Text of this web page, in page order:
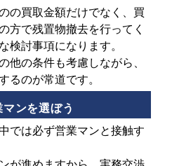
の買取金額だけでなく、買
方で残置物撤去を行ってく
検討事項になります。
他の条件も考慮しながら、
るのが常道です。
ンを選ぼう
では必ず営業マンと接触す